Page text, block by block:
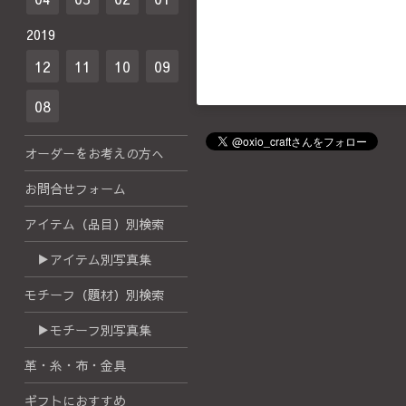
2019
12 11 10
09
08
オーダーをお考えの方へ
お問合せフォーム
アイテム（品目）別検索
▶アイテム別写真集
モチーフ（題材）別検索
▶モチーフ別写真集
革・糸・布・金具
ギフトにおすすめ